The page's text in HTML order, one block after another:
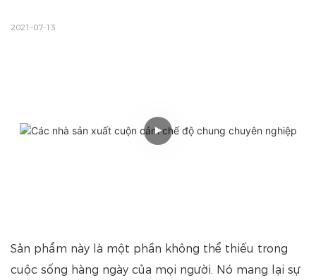
2021-07-13
Sản phẩm này là một phần không thể thiếu trong
cuộc sống hàng ngày của mọi người. Nó mang lại sự